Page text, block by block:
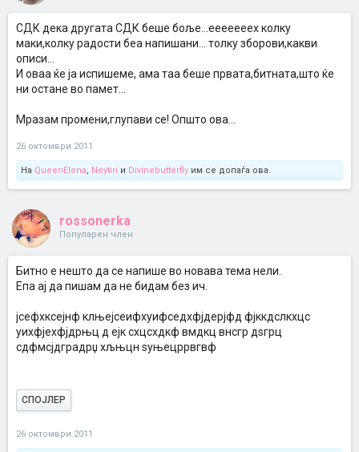
СДК дека другата СДК беше боље...ееееееех колку
маки,колку радости беа напишани... толку зборови,какви
описи...
И оваа ќе ја испишеме, ама таа беше првата,битната,што ќе
ни остане во памет...
Мразам промени,глупави се! Општо ова...
26 октомври 2011
На QueenElena, Neytiri и Divinebutterfly им се допаѓа ова.
rossonerka
Популарен член
Битно е нешто да се напише во новава тема нели.
Епа ај да пишам да не бидам без ич.
јсефхксејнф клњејсеифхуифседхфјдерјфд фјккдслкхцс
уихфјехфјдрњц д ејк схцсхдкф вмдкц внсгр дѕгрц
сдфмсјдградрџ хљњцн ѕуњецррвгвф
СПОЈЛЕР
26 октомври 2011